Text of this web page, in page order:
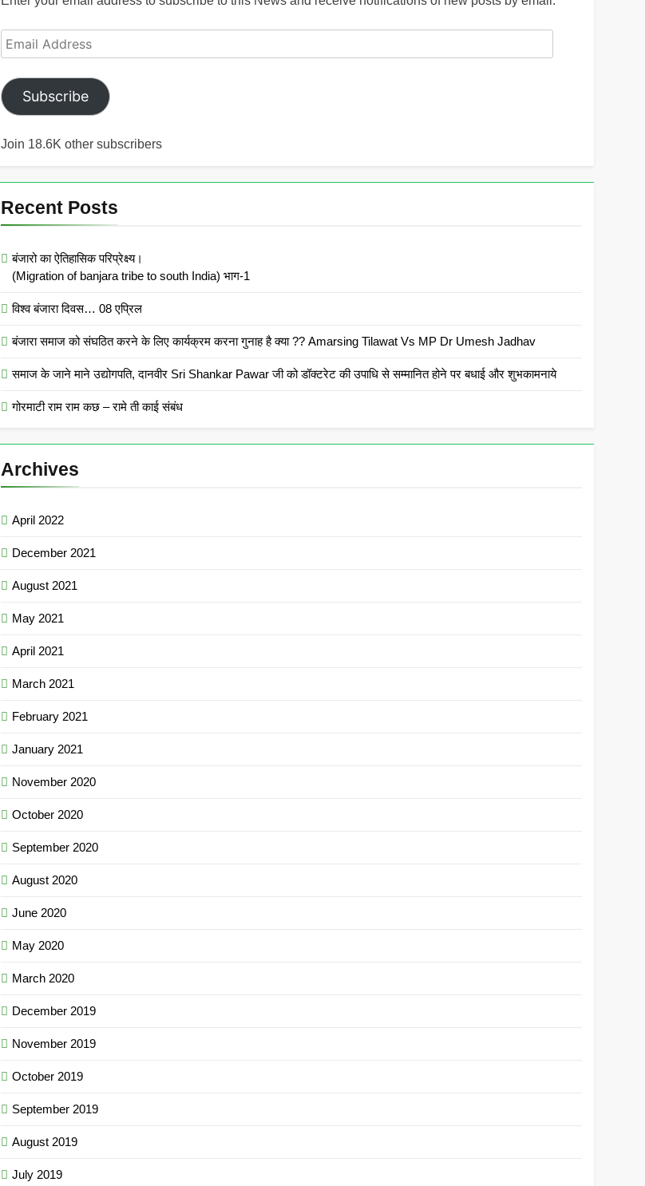
Email
Address
Subscribe
Join 18.6K other subscribers
Recent Posts
बंजारो का ऐतिहासिक परिप्रेक्ष्य।
(Migration of banjara tribe to south India) भाग-1
विश्व बंजारा दिवस… 08 एप्रिल
बंजारा समाज को संघठित करने के लिए कार्यक्रम करना गुनाह है क्या ?? Amarsing Tilawat Vs MP Dr Umesh Jadhav
समाज के जाने माने उद्योगपति, दानवीर Sri Shankar Pawar जी को डॉक्टरेट की उपाधि से सम्मानित होने पर बधाई और शुभकामनाये
गोरमाटी राम राम कछ – रामे ती काई संबंध
Archives
April 2022
December 2021
August 2021
May 2021
April 2021
March 2021
February 2021
January 2021
November 2020
October 2020
September 2020
August 2020
June 2020
May 2020
March 2020
December 2019
November 2019
October 2019
September 2019
August 2019
July 2019